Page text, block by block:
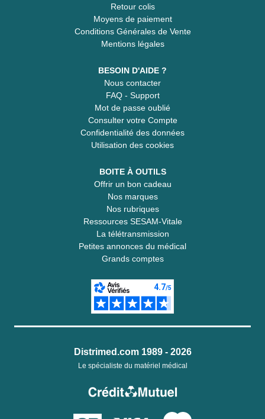
Retour colis
Moyens de paiement
Conditions Générales de Vente
Mentions légales
BESOIN D'AIDE ?
Nous contacter
FAQ - Support
Mot de passe oublié
Consulter votre Compte
Confidentialité des données
Utilisation des cookies
BOITE À OUTILS
Offrir un bon cadeau
Nos marques
Nos rubriques
Ressources SESAM-Vitale
La télétransmission
Petites annonces du médical
Grands comptes
Distrimed.com 1989 - 2026
Le spécialiste du matériel médical